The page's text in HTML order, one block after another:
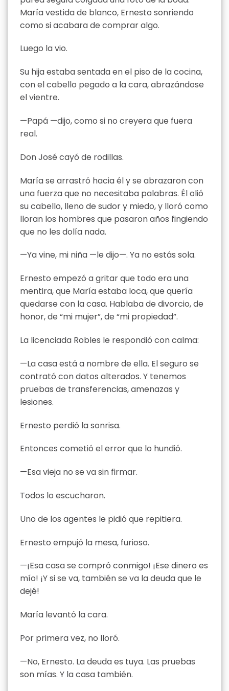
María vestida de blanco, Ernesto sonriendo
como si acabara de comprar algo.
Luego la vio.
Su hija estaba sentada en el piso de la cocina,
con el cabello pegado a la cara, abrazándose
el vientre.
—Papá —dijo, como si no creyera que fuera
real.
Don José cayó de rodillas.
María se arrastró hacia él y se abrazaron con
una fuerza que no necesitaba palabras. Él olió
su cabello, lleno de sudor y miedo, y lloró como
lloran los hombres que pasaron años fingiendo
que no les dolía nada.
—Ya vine, mi niña —le dijo—. Ya no estás sola.
Ernesto empezó a gritar que todo era una
mentira, que María estaba loca, que quería
quedarse con la casa. Hablaba de divorcio, de
honor, de “mi mujer”, de “mi propiedad”.
La licenciada Robles le respondió con calma:
—La casa está a nombre de ella. El seguro se
contrató con datos alterados. Y tenemos
pruebas de transferencias, amenazas y
lesiones.
Ernesto perdió la sonrisa.
Entonces cometió el error que lo hundió.
—Esa vieja no se va sin firmar.
Todos lo escucharon.
Uno de los agentes le pidió que repitiera.
Ernesto empujó la mesa, furioso.
—¡Esa casa se compró conmigo! ¡Ese dinero es
mío! ¡Y si se va, también se va la deuda que le
dejé!
María levantó la cara.
Por primera vez, no lloró.
—No, Ernesto. La deuda es tuya. Las pruebas
son mías. Y la casa también.